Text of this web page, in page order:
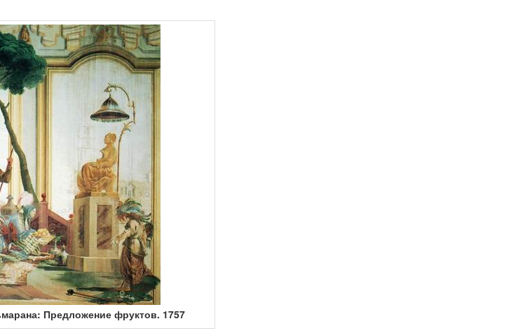
Предложение фруктов. 1757